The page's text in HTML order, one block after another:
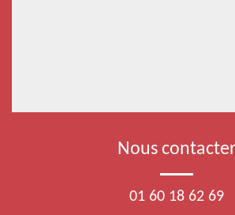
Nous contacter
01 60 18 62 69